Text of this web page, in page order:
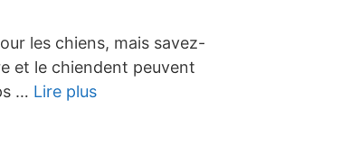
les chiens, mais savez-
et le chiendent peuvent
… Lire plus